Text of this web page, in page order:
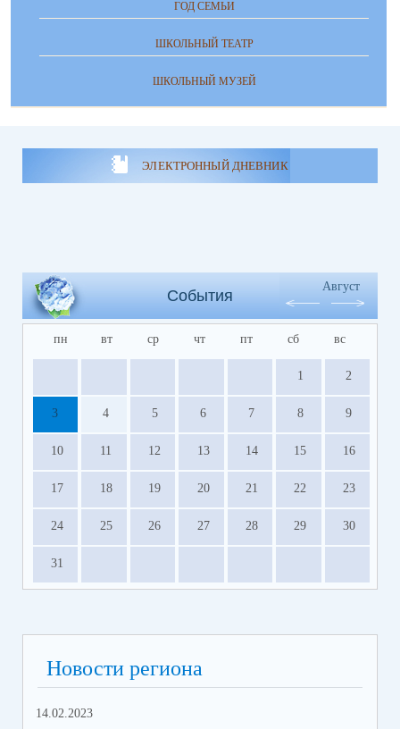
ГОД СЕМЬИ
ШКОЛЬНЫЙ ТЕАТР
ШКОЛЬНЫЙ МУЗЕЙ
ЭЛЕКТРОННЫЙ ДНЕВНИК
События
Август
пн вт ср чт пт сб вс
1 2
3 4 5 6 7 8 9
10 11 12 13 14 15 16
17 18 19 20 21 22 23
24 25 26 27 28 29 30
31
Новости региона
14.02.2023